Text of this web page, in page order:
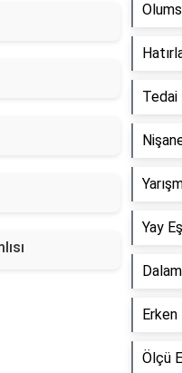
Tedai
Yay
Erken
Ölçü